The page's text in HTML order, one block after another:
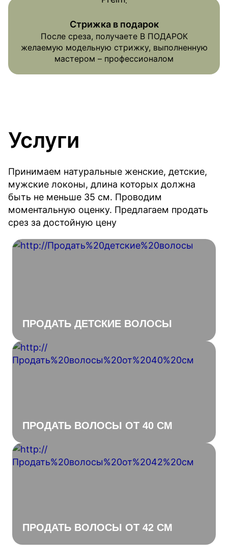
Стрижка в подарок
После среза, получаете В ПОДАРОК
желаемую модельную стрижку, выполненную
мастером – профессионалом
Услуги
Принимаем натуральные женские, детские,
мужские локоны, длина которых должна
быть не меньше 35 см. Проводим
моментальную оценку. Предлагаем продать
срез за достойную цену
ПРОДАТЬ ДЕТСКИЕ ВОЛОСЫ
ПРОДАТЬ ВОЛОСЫ ОТ 40 СМ
ПРОДАТЬ ВОЛОСЫ ОТ 42 СМ